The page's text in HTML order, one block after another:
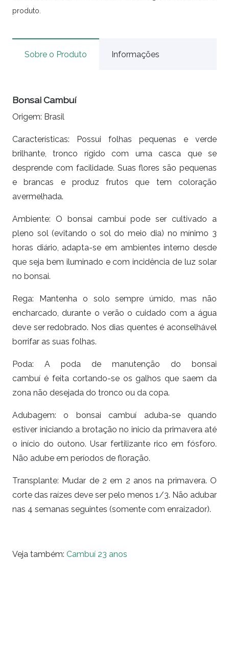
produto.
Sobre o Produto Informações
Bonsai Cambuí
Origem: Brasil
Características:
Possui folhas pequenas e verde
brilhante, tronco rígido com uma casca que se
desprende com facilidade. Suas flores são pequenas
e brancas e produz frutos que tem coloração
avermelhada.
Ambiente: O bonsai cambuí pode ser cultivado a
pleno sol (evitando o sol do meio dia) no mínimo 3
horas diário, adapta-se em ambientes interno desde
que seja bem iluminado e com incidência de luz solar
no bonsai.
Rega: Mantenha o solo sempre úmido, mas não
encharcado, durante o verão o cuidado com a água
deve ser redobrado. Nos dias quentes é aconselhável
borrifar as suas folhas.
Poda:
A poda de manutenção do bonsai
cambuí éfeita cortando-se os galhos que saem da
zona não desejada do tronco ou da copa.
Adubagem: o bonsaicambuí aduba-se quando
estiver iniciando a brotação no inicio da primavera até
o início do outono. Usar fertilizante rico em fósforo.
Não adube em períodos de floração.
Transplante: Mudar de 2 em 2 anos na primavera. O
corte das raízes deve ser pelo menos 1/3. Não adubar
nas 4 semanas seguintes (somente com enraizador).
Veja também: Cambuí 23 anos